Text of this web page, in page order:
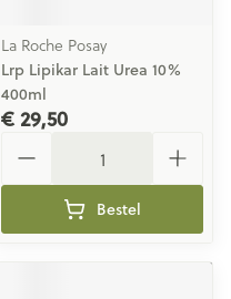
La Roche Posay
Lrp Lipikar Lait Urea 10%
400ml
€ 29,50
Bestel